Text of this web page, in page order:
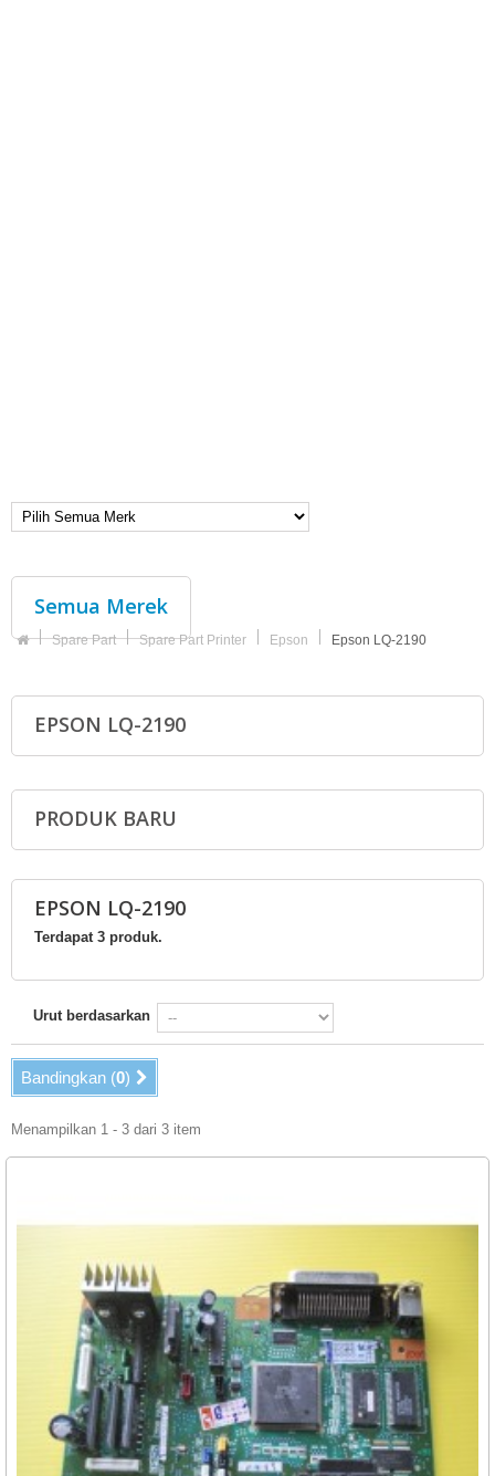
Semua Merek
Spare Part Spare Part Printer Epson Epson LQ-2190
EPSON LQ-2190
PRODUK BARU
EPSON LQ-2190
Terdapat 3 produk.
Urut berdasarkan
Bandingkan (0)
Menampilkan 1 - 3 dari 3 item